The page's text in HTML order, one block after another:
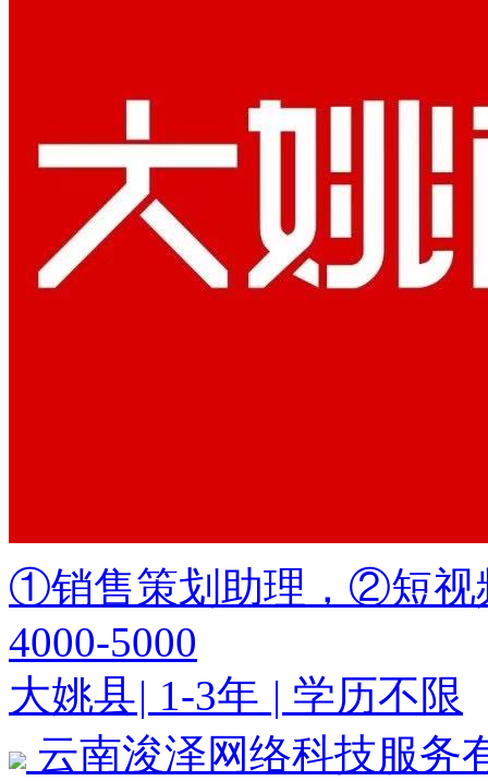
①销售策划助理，②短视
4000-5000
大姚县| 1-3年 | 学历不限
云南浚泽网络科技服务